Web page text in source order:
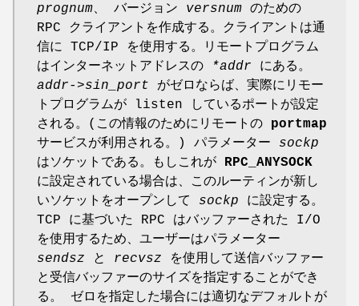
prognum、 バージョン versnum のための
RPC クライアントを作成する。クライアントは通
信に TCP/IP を使用する。リモートプログラム
はインターネットアドレスの
*addr にある。
addr->sin_port がゼロならば、実際にリモー
トプログラムが listen しているポートが設定
される。(この情報のためにリモートの portmap
サービスが利用される。) パラメーター sockp
はソケットである。もしこれが RPC_ANYSOCK
に設定されている場合は、このルーティンが新し
いソケットをオープンして sockp に設定する。
TCP に基づいた RPC はバッファーされた I/O
を使用するため、ユーザーはパラメーター
sendsz と recvsz を使用して送信バッファー
と受信バッファーのサイズを指定することができ
る。 ゼロを指定した場合には適切なデフォルトが